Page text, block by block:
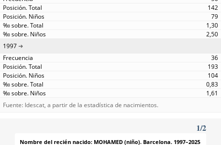
142
79
1,30
2,50
1997
36
193
104
0,83
1,61
Fuente: Idescat, a partir de la estadística de nacimientos.